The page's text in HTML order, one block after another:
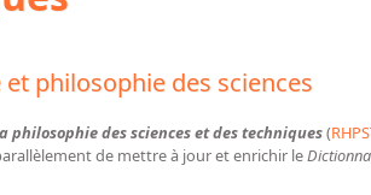
philosophie des sciences
des sciences et des techniques(
de mettre à jour et enrichir le